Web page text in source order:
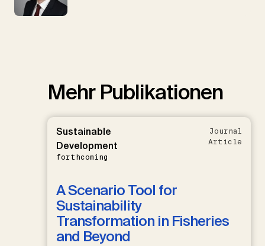
Mehr Publikationen
Sustainable
Development
forthcoming
Journal
Article
A Scenario Tool for
Sustainability
Transformation in Fisheries
and Beyond